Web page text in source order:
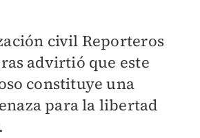
civil Reporteros
advirtió que este
constituye una
para la libertad